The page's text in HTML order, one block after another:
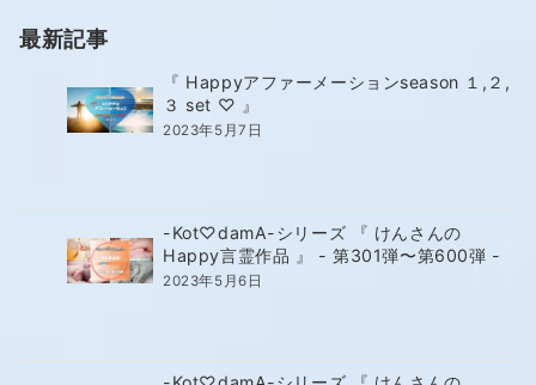
最新記事
『 Happyアファーメーションseason １,２,
３ set ♡ 』
2023年5月7日
-Kot♡damA-シリーズ 『 けんさんの
Happy言霊作品 』 - 第301弾〜第600弾 -
2023年5月6日